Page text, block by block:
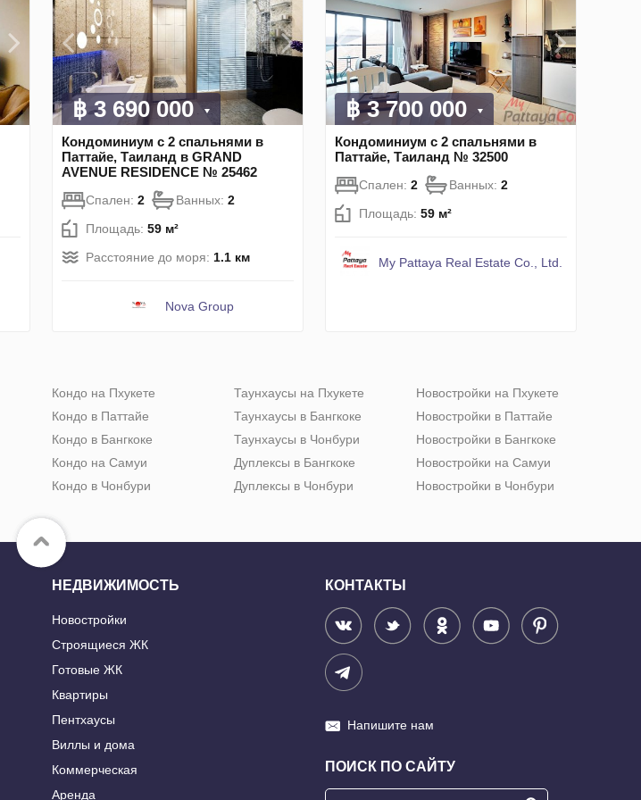
฿ 3 690 000
Кондоминиум с 2 спальнями в
Паттайе, Таиланд в GRAND
AVENUE RESIDENCE № 25462
Спален: 2 Ванных: 2
Площадь: 59 м²
Расстояние до моря: 1.1 км
Nova Group
฿ 3 700 000
Кондоминиум с 2 спальнями в
Паттайе, Таиланд № 32500
Спален: 2 Ванных: 2
Площадь: 59 м²
My Pattaya Real Estate Co., Ltd.
Кондо на Пхукете
Кондо в Паттайе
Кондо в Бангкоке
Кондо на Самуи
Кондо в Чонбури
Таунхаусы на Пхукете
Таунхаусы в Бангкоке
Таунхаусы в Чонбури
Дуплексы в Бангкоке
Дуплексы в Чонбури
Новостройки на Пхукете
Новостройки в Паттайе
Новостройки в Бангкоке
Новостройки на Самуи
Новостройки в Чонбури
НЕДВИЖИМОСТЬ
Новостройки
Строящиеся ЖК
Готовые ЖК
Квартиры
Пентхаусы
Виллы и дома
Коммерческая
Аренда
КОНТАКТЫ
Напишите нам
ПОИСК ПО САЙТУ